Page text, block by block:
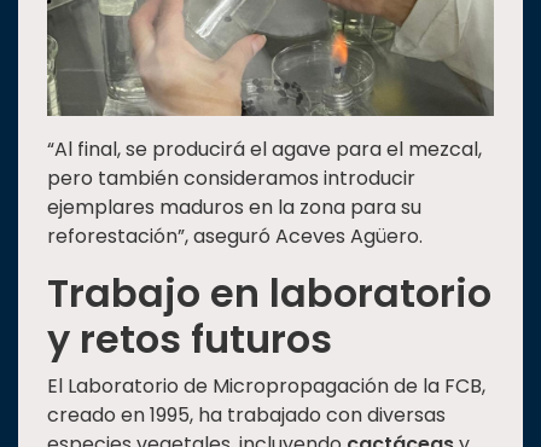
“Al final, se producirá el agave para el mezcal,
pero también consideramos introducir
ejemplares maduros en la zona para su
reforestación”, aseguró Aceves Agüero.
Trabajo en laboratorio
y retos futuros
El Laboratorio de Micropropagación de la FCB,
creado en 1995, ha trabajado con diversas